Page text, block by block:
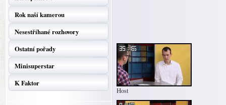
Rok naší kamerou
Nesestříhané rozhovory
Ostatní pořady
Minisuperstar
K Faktor
Host